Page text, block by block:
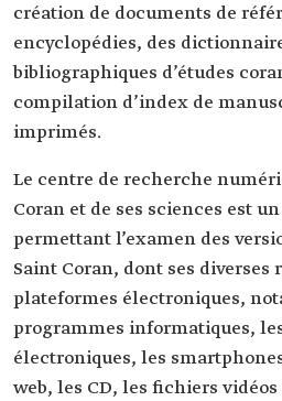
création de documents de
encyclopédies, des
bibliographiques d’études
compilation d’index de
imprimés.
Le centre de recherche
Coran et de ses sciences est
permettant l’examen des
Saint Coran, dont ses diverses
plateformes électroniques,
programmes informatiques,
électroniques, les
web, les CD, les fichiers